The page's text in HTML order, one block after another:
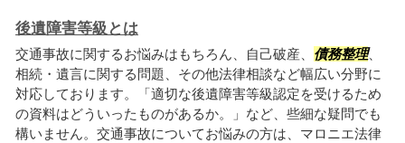
後遺障害等級とは
交通事故に関するお悩みはもちろん、自己破産、 債務整理、
相続・遺言に関する問題、その他法律相談など幅広い分野に
対応しております。「適切な後遺障害等級認定を受けるため
の資料はどういったものがあるか。」など、些細な疑問でも
構いません。交通事故についてお悩みの方は、マロニエ法律